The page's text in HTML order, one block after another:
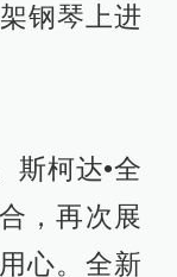
钢琴上进
斯柯达•全
，再次展
心。全新